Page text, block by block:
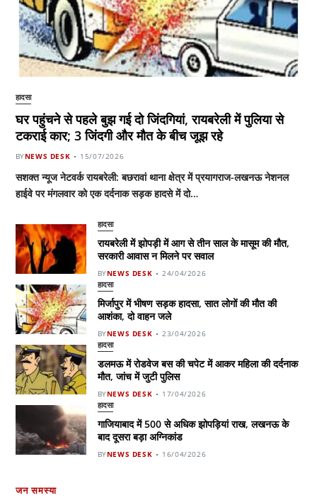
हादसा
घर पहुंचने से पहले बुझ गई दो जिंदगियां, रायबरेली में पुलिया से
टकराई कार; 3 जिंदगी और मौत के बीच जूझ रहे
BYNEWS DESK 15/07/2026
सशक्त न्यूज नेटवर्क रायबरेली: बछरावां थाना क्षेत्र में प्रयागराज-लखनऊ नेशनल
हाईवे पर मंगलवार को एक दर्दनाक सड़क हादसे में दो…
हादसा
रायबरेली में झोपड़ी में आग से तीन साल के मासूम की मौत,
सरकारी आवास न मिलने पर सवाल
BYNEWS DESK 24/04/2026
हादसा
मिर्जापुर में भीषण सड़क हादसा, सात लोगों की मौत की
आशंका, दो वाहन जले
BYNEWS DESK 23/04/2026
हादसा
डलमऊ में रोडवेज बस की चपेट में आकर महिला की दर्दनाक
मौत, जांच में जुटी पुलिस
BYNEWS DESK 17/04/2026
हादसा
गाजियाबाद में 500 से अधिक झोपड़ियां राख, लखनऊ के
बाद दूसरा बड़ा अग्निकांड
BYNEWS DESK 16/04/2026
जन समस्या